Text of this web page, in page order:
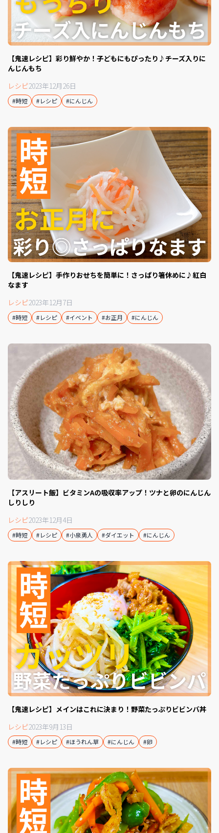
【鬼速レシピ】彩り鮮やか！子どもにもぴったり♪チーズ入りに
んじんもち
レシピ2023年12月26日
#時短 #レシピ #にんじん
【鬼速レシピ】手作りおせちを簡単に！さっぱり箸休めに♪紅白
なます
レシピ2023年12月7日
#時短 #レシピ #イベント #お正月 #にんじん
【アスリート飯】ビタミンAの吸収率アップ！ツナと卵のにんじん
しりしり
レシピ2023年12月4日
#時短 #レシピ #小泉勇人 #ダイエット #にんじん
【鬼速レシピ】メインはこれに決まり！野菜たっぷりビビンバ丼
レシピ2023年9月13日
#時短 #レシピ #ほうれん草 #にんじん #卵